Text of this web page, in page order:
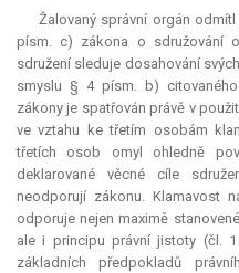
Žalovaný správní orgán
písm. c) zákona o sdružování
sdružení sleduje dosahování
smyslu § 4 písm. b)
zákony je spatřován právě v
ve vztahu ke třetím osobám
třetích osob omyl ohledně
deklarované věcné cíle
neodporují zákonu. Klamavost
odporuje nejen maximě
ale i principu právní jistoty (čl.
základních předpokladů